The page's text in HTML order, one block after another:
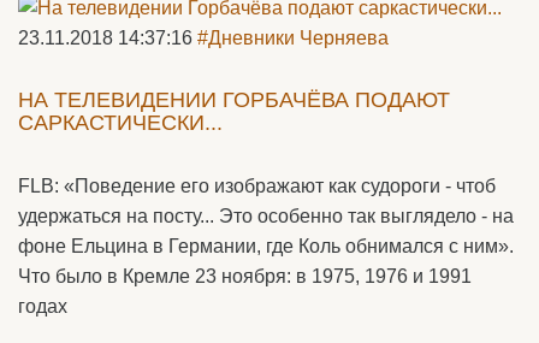
23.11.2018 14:37:16 #Дневники Черняева
НА ТЕЛЕВИДЕНИИ ГОРБАЧЁВА ПОДАЮТ
САРКАСТИЧЕСКИ...
FLB: «Поведение его изображают как судороги - чтоб
удержаться на посту... Это особенно так выглядело - на
фоне Ельцина в Германии, где Коль обнимался с ним».
Что было в Кремле 23 ноября: в 1975, 1976 и 1991
годах